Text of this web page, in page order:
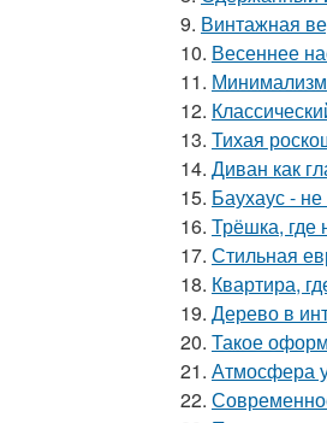
9. Винтажная
10. Весеннее
11.
12.
13. Тихая
14. Диван как
15. Баухаус -
16. Трёшка, где
17. Стильная
18. Квартира,
19. Дерево в
20. Такое
21. Атмосфера
22.